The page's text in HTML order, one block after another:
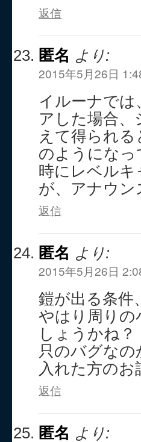
返信
匿名 より:
2015年5月26日
イルーナで
アした場合、
えて得られ
のようにな
時にレベル
が、アナウ
返信
匿名 より:
2015年5月26日
鎧が出る条件
やはり周りの
しょうかね？
只のバグな
入れた方の
返信
匿名 より: